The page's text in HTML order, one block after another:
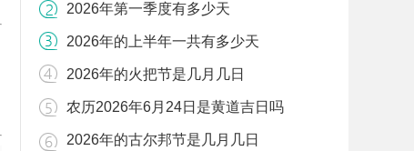
2026年第一季度有多少天
2026年的上半年一共有多少天
2026年的火把节是几月几日
农历2026年6月24日是黄道吉日吗
2026年的古尔邦节是几月几日